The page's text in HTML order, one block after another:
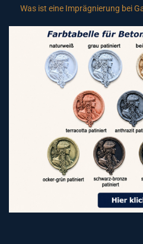
Was ist eine Imprägnierung bei